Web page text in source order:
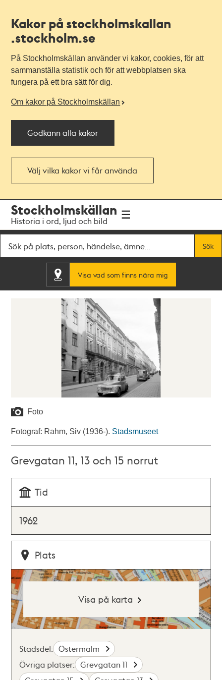
Kakor på stockholmskallan
.stockholm.se
På Stockholmskällan använder vi kakor, cookies, för att
sammanställa statistik och för att webbplatsen ska
fungera på ett bra sätt för dig.
Om kakor på Stockholmskällan
Godkänn alla kakor
Välj vilka kakor vi får använda
navigationen
huvudinnehållet
Stockholmskällan
Historia i ord, ljud och bild
Sök
Visa vad som finns nära mig
Foto
Fotograf: Rahm, Siv (1936-). Stadsmuseet
Grevgatan 11, 13 och 15 norrut
Tid
1962
Plats
Visa på karta
Stadsdel: Östermalm
Övriga platser: Grevgatan 11